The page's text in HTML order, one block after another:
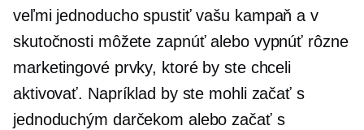
veľmi jednoducho spustiť vašu kampaň a v
skutočnosti môžete zapnúť alebo vypnúť rôzne
marketingové prvky, ktoré by ste chceli
aktivovať. Napríklad by ste mohli začať s
jednoduchým darčekom alebo začať s